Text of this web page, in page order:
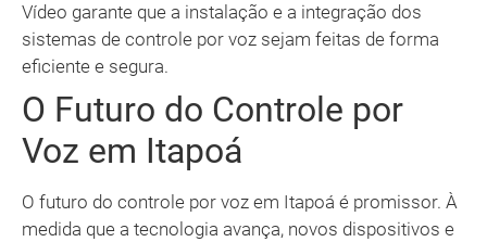
Vídeo garante que a instalação e a integração dos
sistemas de controle por voz sejam feitas de forma
eficiente e segura.
O Futuro do Controle por
Voz em Itapoá
O futuro do controle por voz em Itapoá é promissor. À
medida que a tecnologia avança, novos dispositivos e